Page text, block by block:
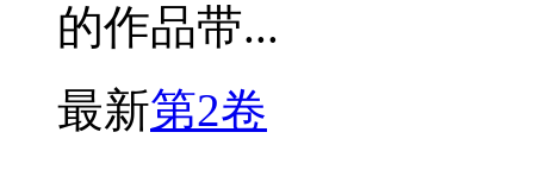
的作品带...
最新第2卷